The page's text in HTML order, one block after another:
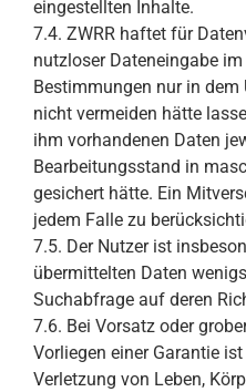
eingestellten Inhalte.
7.4. ZWRR haftet für
nutzloser Dateneingabe
Bestimmungen nur in
nicht vermeiden hätte
ihm vorhandenen Daten
Bearbeitungsstand in
gesichert hätte. Ein
jedem Falle zu
7.5. Der Nutzer ist
übermittelten Daten
Suchabfrage auf deren
7.6. Bei Vorsatz oder
Vorliegen einer Garantie
Verletzung von Leben,